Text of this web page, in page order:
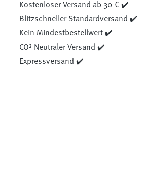
Kostenloser Versand ab 30 € ✔️
Blitzschneller Standardversand ✔️
Kein Mindestbestellwert ✔️
CO² Neutraler Versand ✔️
Expressversand ✔️